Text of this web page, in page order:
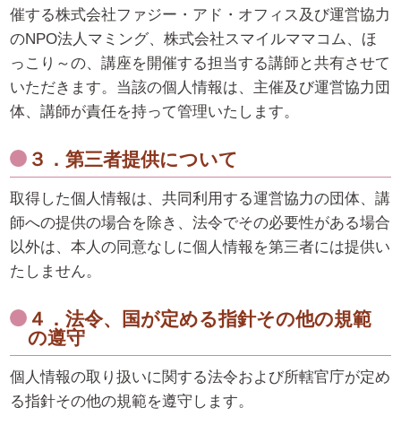
催する株式会社ファジー・アド・オフィス及び運営協力
のNPO法人マミング、株式会社スマイルママコム、ほ
っこり～の、講座を開催する担当する講師と共有させて
いただきます。当該の個人情報は、主催及び運営協力団
体、講師が責任を持って管理いたします。
３．第三者提供について
取得した個人情報は、共同利用する運営協力の団体、講
師への提供の場合を除き、法令でその必要性がある場合
以外は、本人の同意なしに個人情報を第三者には提供い
たしません。
４．法令、国が定める指針その他の規範
の遵守
個人情報の取り扱いに関する法令および所轄官庁が定め
る指針その他の規範を遵守します。